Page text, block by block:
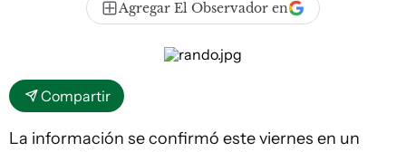
Agregar El Observador en
Compartir
La información se confirmó este viernes en un